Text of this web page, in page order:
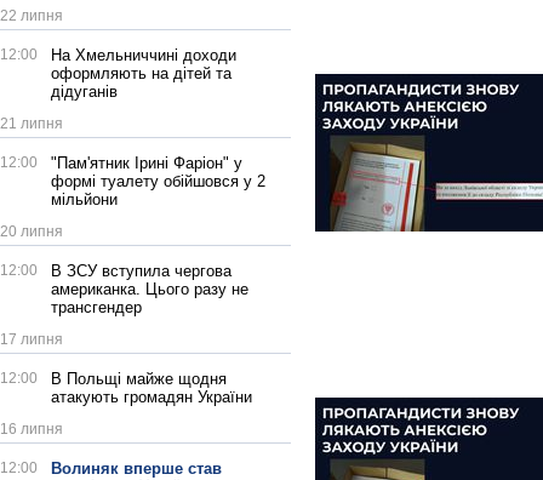
22 липня
12:00
На Хмельниччині доходи
оформляють на дітей та
дідуганів
21 липня
12:00
"Пам'ятник Ірині Фаріон" у
формі туалету обійшовся у 2
мільйони
20 липня
12:00
В ЗСУ вступила чергова
американка. Цього разу не
трансгендер
17 липня
12:00
В Польщі майже щодня
атакують громадян України
16 липня
12:00
Волиняк вперше став